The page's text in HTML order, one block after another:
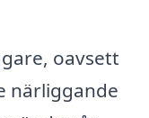
oavsett
närliggande